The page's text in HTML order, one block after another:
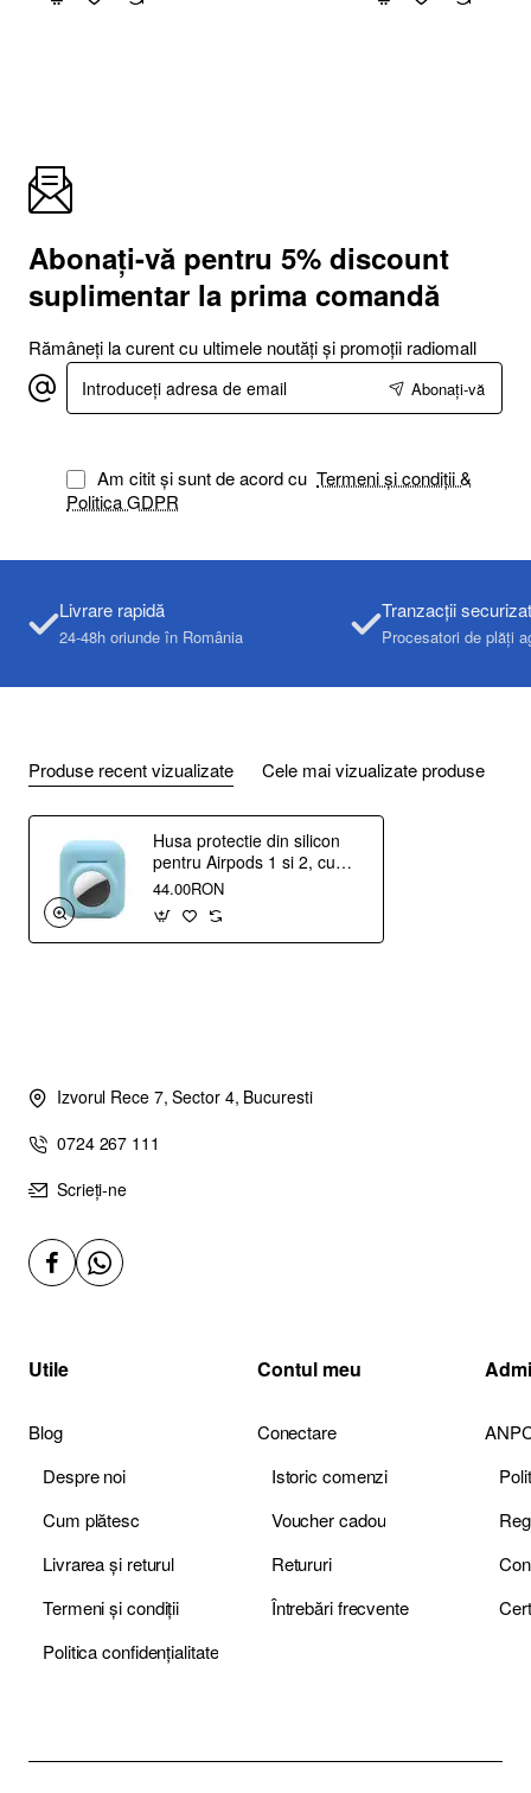
Abonați-vă pentru 5% discount
suplimentar la prima comandă
Rămâneți la curent cu ultimele noutăți și promoții radiomall
Introduceți
adresa
de
Abonați-vă
Am citit și sunt de acord cu Termeni și condiții &
Politica GDPR
Livrare rapidă
24-48h oriunde în România
Tranzacții
Procesatori de plăți
Produse recent vizualizate Cele mai vizualizate produse
Husa protectie din silicon
pentru Airpods 1 si 2, cu
suport pentru Airtag,
albastru deschis
44.00RON
Izvorul Rece 7, Sector 4, Bucuresti
0724 267 111
Scrieți-ne
Utile
Blog
Despre noi
Cum plătesc
Livrarea și returul
Termeni și condiții
Politica confidențialitate
Contul meu
Conectare
Istoric comenzi
Voucher cadou
Retururi
Întrebări frecvente